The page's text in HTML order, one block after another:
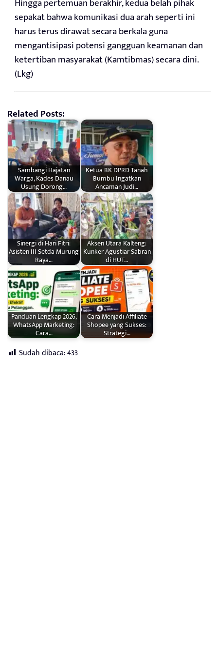
Hingga pertemuan berakhir, kedua belah pihak
sepakat bahwa komunikasi dua arah seperti ini
harus terus dirawat secara berkala guna
mengantisipasi potensi gangguan keamanan dan
ketertiban masyarakat (Kamtibmas) secara dini.
(Lkg)
Related Posts:
Sambangi Hajatan
Warga, Kades Danau
Usung Dorong…
Ketua BK DPRD Tanah
Bumbu Ingatkan
Ancaman Judi…
Sinergi di Hari Fitri:
Asisten III Setda Murung
Raya…
Aksen Utara Kalteng:
Kunker Agustiar Sabran
di HUT…
Panduan Lengkap 2026,
WhatsApp Marketing:
Cara…
Cara Menjadi Affiliate
Shopee yang Sukses:
Strategi…
Sudah dibaca:433